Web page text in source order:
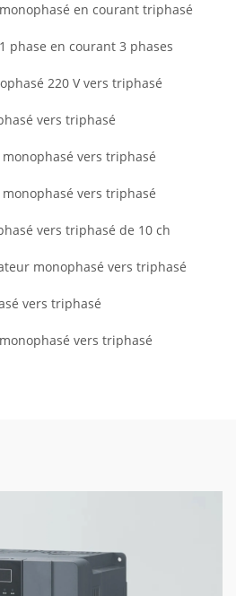
en courant triphasé
phase en courant 3 phases
220 V vers triphasé
vers triphasé
vers triphasé
vers triphasé
vers triphasé de 10 ch
monophasé vers triphasé
vers triphasé
vers triphasé